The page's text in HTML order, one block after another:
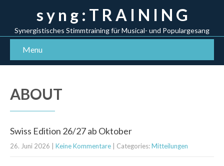
s y n g : T R A I N I N G
Synergistisches Stimmtraining für Musical- und Populargesang
Menu
ABOUT
Swiss Edition 26/27 ab Oktober
26. Juni 2026 Keine Kommentare | Categories:Mitteilungen